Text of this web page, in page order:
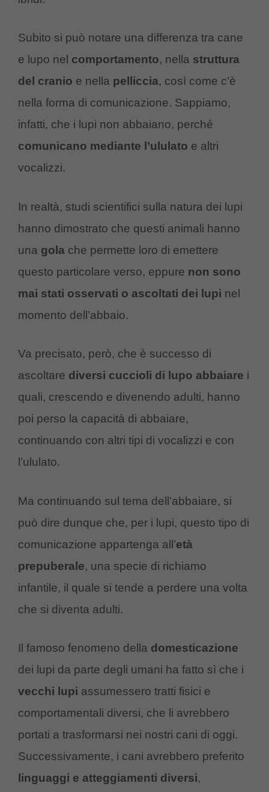
Subito si può notare una differenza tra cane
e lupo nel comportamento, nella struttura
del cranio e nella pelliccia, così come c’è
nella forma di comunicazione. Sappiamo,
infatti, che i lupi non abbaiano, perché
comunicano mediante l’ululato e altri
vocalizzi.
In realtà, studi scientifici sulla natura dei lupi
hanno dimostrato che questi animali hanno
una gola che permette loro di emettere
questo particolare verso, eppure non sono
mai stati osservati o ascoltati dei lupi nel
momento dell’abbaio.
Va precisato, però, che è successo di
ascoltare diversi cuccioli di lupo abbaiare i
quali, crescendo e divenendo adulti, hanno
poi perso la capacità di abbaiare,
continuando con altri tipi di vocalizzi e con
l’ululato.
Ma continuando sul tema dell’abbaiare, si
può dire dunque che, per i lupi, questo tipo di
comunicazione appartenga all’età
prepuberale, una specie di richiamo
infantile, il quale si tende a perdere una volta
che si diventa adulti.
Il famoso fenomeno della domesticazione
dei lupi da parte degli umani ha fatto sì che i
vecchi lupi assumessero tratti fisici e
comportamentali diversi, che li avrebbero
portati a trasformarsi nei nostri cani di oggi.
Successivamente, i cani avrebbero preferito
linguaggi e atteggiamenti diversi,